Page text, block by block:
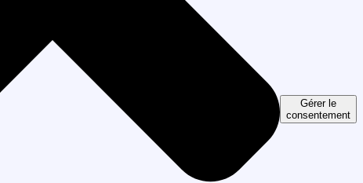
Gérer le
consentement